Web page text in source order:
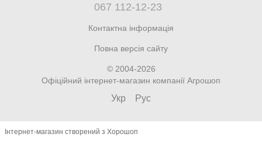
067 112-12-23
Контактна інформація
Повна версія сайту
© 2004-2026
Офіційний інтернет-магазин компанії Агрошоп
Укр Рус
Інтернет-магазин створений з Хорошоп